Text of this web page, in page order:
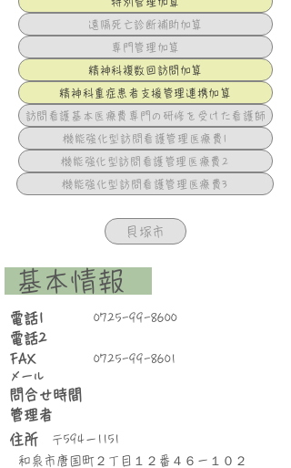
遠隔死亡診断補助加算
専門管理加算
精神科複数回訪問加算
精神科重症患者支援管理連携加算
訪問看護基本医療費専門の研修を受けた看護師
機能強化型訪問看護管理医療費1
機能強化型訪問看護管理医療費2
機能強化型訪問看護管理医療費3
貝塚市
​ 基本情報
​電話1
電話2
FAX
​メール
問合せ時間
管理者
0725-99-8600
0725-99-8601
住所
〒594－1151
和泉市唐国町２丁目１２番４６－１０２